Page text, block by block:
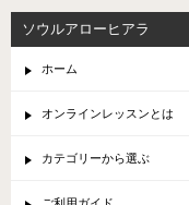
ソウルアローヒアラ
ホーム
オンラインレッスンとは
カテゴリーから選ぶ